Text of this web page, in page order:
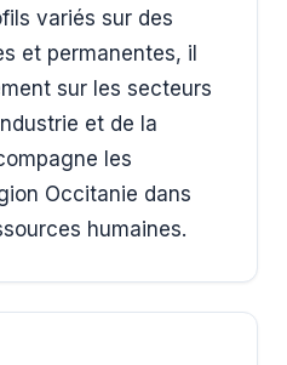
variés sur des
et permanentes, il
sur les secteurs
et de la
les
Occitanie dans
humaines.